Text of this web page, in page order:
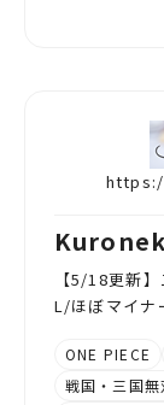
【5/18更新
L/ほぼマイナ
ONE PIECE
戦国・三国無